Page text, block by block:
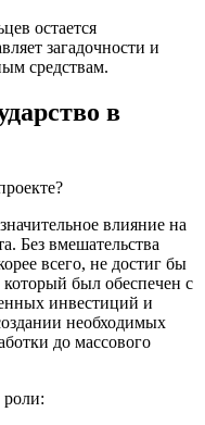
остается
загадочности и
средствам.
в
влияние на
Без вмешательства
всего, не достиг бы
был обеспечен с
инвестиций и
необходимых
до массового
роли: